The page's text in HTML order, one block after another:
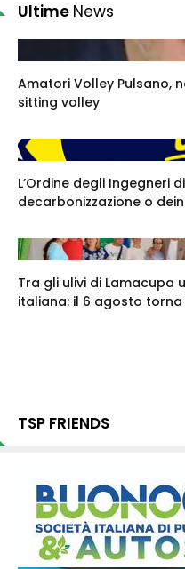
Ultime News
Amatori Volley Pulsano,
sitting volley
L’Ordine degli Ingegneri
decarbonizzazione o
Tra gli ulivi di Lamacupa
italiana: il 6 agosto torna
TSP FRIENDS